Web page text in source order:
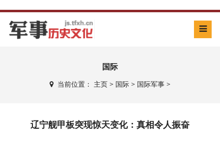
国际
当前位置： 主页> 国际> 国际军事>
辽宁舰甲板突现惊天变化：真相令人振奋